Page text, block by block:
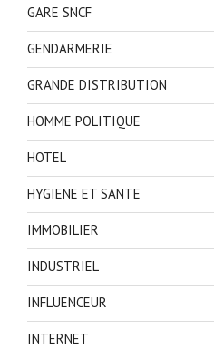
GARE SNCF
GENDARMERIE
GRANDE DISTRIBUTION
HOMME POLITIQUE
HOTEL
HYGIENE ET SANTE
IMMOBILIER
INDUSTRIEL
INFLUENCEUR
INTERNET